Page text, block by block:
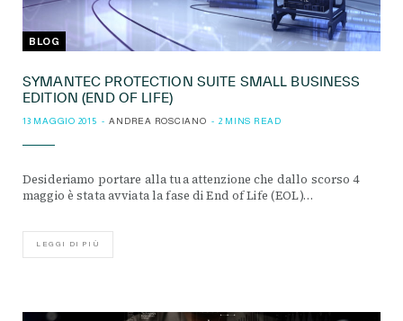
BLOG
SYMANTEC PROTECTION SUITE SMALL BUSINESS
EDITION (END OF LIFE)
13 MAGGIO 2015 ANDREA ROSCIANO 2 MINS READ
Desideriamo portare alla tua attenzione che dallo scorso 4
maggio è stata avviata la fase di End of Life (EOL)…
LEGGI DI PIÙ